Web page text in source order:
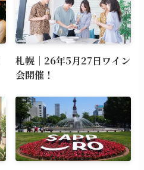
札幌｜26年5月27日ワイン
会開催！